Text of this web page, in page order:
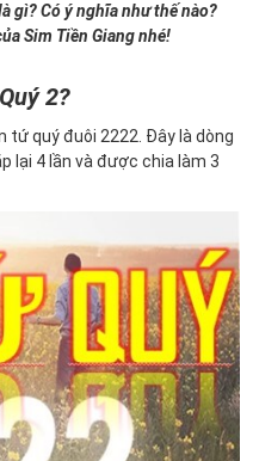
gì? Có ý nghĩa như thế nào?
Sim Tiền Giang nhé!
2?
tứ quý đuôi 2222. Đây là dòng
lại 4 lần và được chia làm 3